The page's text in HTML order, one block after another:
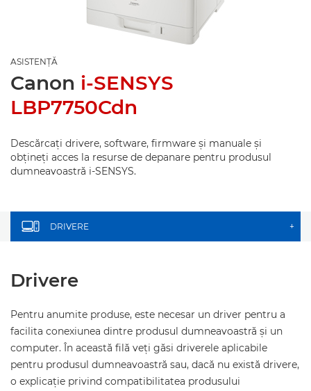
ASISTENŢĂ
Canon i-SENSYS
LBP7750Cdn
Descărcaţi drivere, software, firmware şi manuale şi
obţineţi acces la resurse de depanare pentru produsul
dumneavoastră i-SENSYS.
DRIVERE +
Drivere
Pentru anumite produse, este necesar un driver pentru a
facilita conexiunea dintre produsul dumneavoastră şi un
computer. În această filă veţi găsi driverele aplicabile
pentru produsul dumneavoastră sau, dacă nu există drivere,
o explicaţie privind compatibilitatea produsului